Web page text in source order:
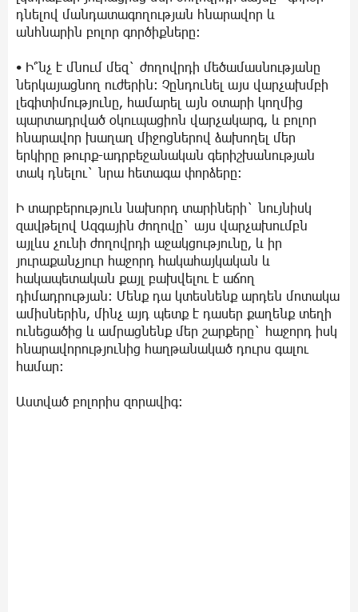
դնելով մանդատագողության հնարավոր և
անհնարին բոլոր գործիքները:
• Ի՞նչ է մնում մեզ` ժողովրդի մեծամասնությանը
ներկայացնող ուժերին: Չընդունել այս վարչախմբի
լեգիտիմությունը, համարել այն օտարի կողմից
պարտադրված օկուպացիոն վարչակարգ, և բոլոր
հնարավոր խաղաղ միջոցներով ձախողել մեր
երկիրը թուրք-ադրբեջանական գերիշխանության
տակ դնելու` նրա հետագա փորձերը:
Ի տարբերություն նախորդ տարիների` նույնիսկ
զավթելով Ազգային ժողովը` այս վարչախումբն
այլևս չունի ժողովրդի աջակցությունը, և իր
յուրաքանչյուր հաջորդ հակահայկական և
հակապետական քայլ բախվելու է աճող
դիմադրության: Մենք դա կտեսնենք արդեն մոտակա
ամիսներին, մինչ այդ պետք է դասեր քաղենք տեղի
ունեցածից և ամրացնենք մեր շարքերը` հաջորդ իսկ
հնարավորությունից հաղթանակած դուրս գալու
համար:
Աստված բոլորիս զորավիգ: